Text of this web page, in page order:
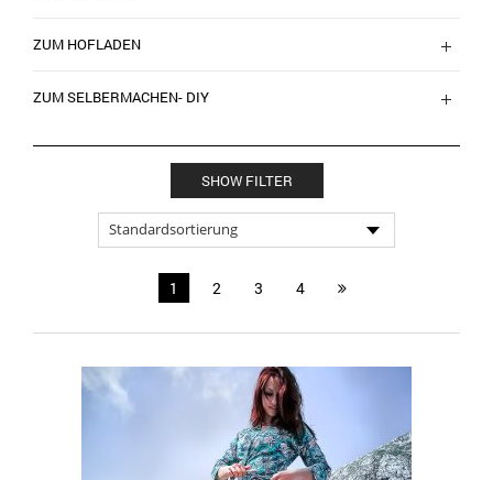
SHOW FILTER
1 2 3 4
ZUM HOFLADEN
ZUM SELBERMACHEN- DIY